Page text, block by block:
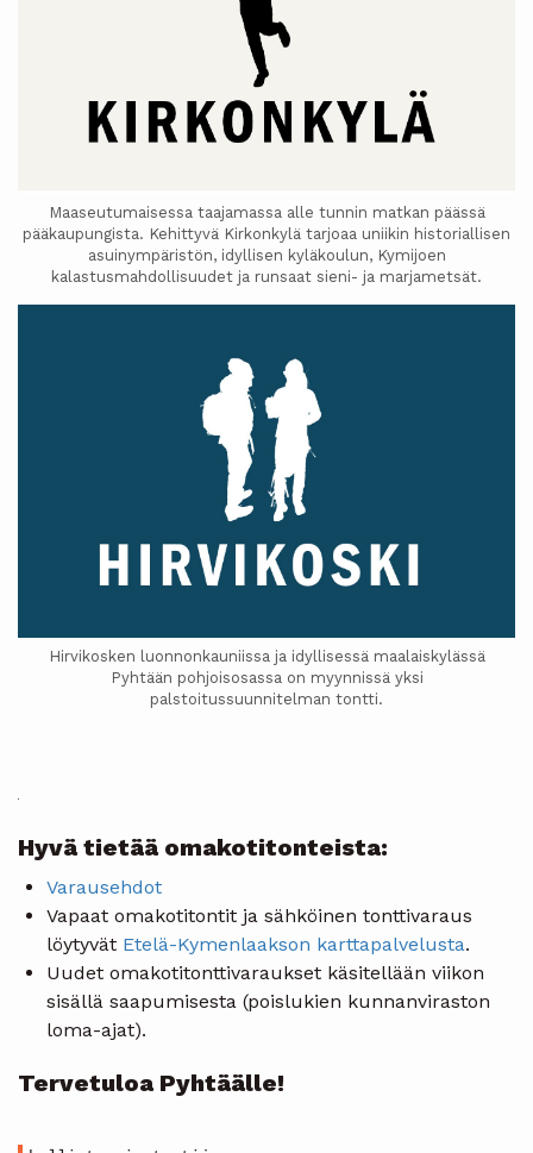
Maaseutumaisessa taajamassa alle tunnin matkan päässä
pääkaupungista. Kehittyvä Kirkonkylä tarjoaa uniikin historiallisen
asuinympäristön, idyllisen kyläkoulun, Kymijoen
kalastusmahdollisuudet ja runsaat sieni- ja marjametsät.
Hirvikosken luonnonkauniissa ja idyllisessä maalaiskylässä
Pyhtään pohjoisosassa on myynnissä yksi
palstoitussuunnitelman tontti.
Hyvä tietää omakotitonteista:
Varausehdot
Vapaat omakotitontit ja sähköinen tonttivaraus
löytyvät Etelä-Kymenlaakson karttapalvelusta.
Uudet omakotitonttivaraukset käsitellään viikon
sisällä saapumisesta (poislukien kunnanviraston
loma-ajat).
Tervetuloa Pyhtäälle!